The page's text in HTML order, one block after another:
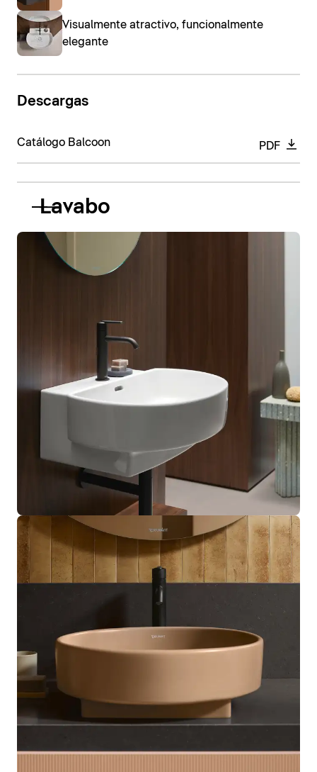
Visualmente atractivo, funcionalmente
elegante
Descargas
Catálogo Balcoon PDF
Lavabo